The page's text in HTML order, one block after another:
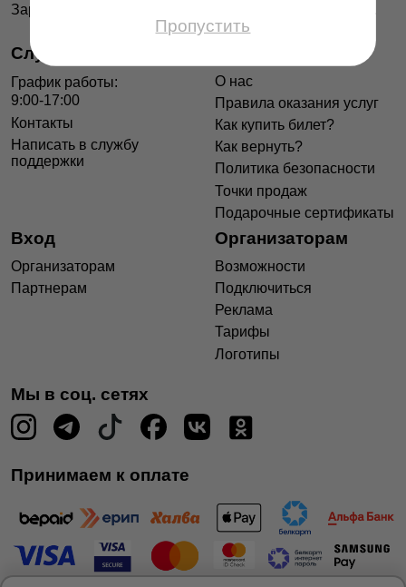
Пропустить
Зарегистрирован в Торговом реестре РБ 04.06.2014 г.
Служба поддержки
График работы:
9:00-17:00
Контакты
Написать в службу
поддержки
О нас
Правила оказания услуг
Как купить билет?
Как вернуть?
Политика безопасности
Точки продаж
Подарочные сертификаты
Вход
Организаторам
Партнерам
Организаторам
Возможности
Подключиться
Реклама
Тарифы
Логотипы
Мы в соц. сетях
Принимаем к оплате